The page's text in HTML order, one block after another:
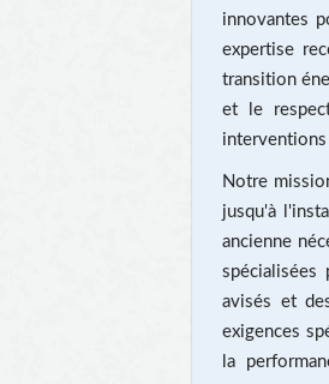
innovantes
expertise
transition
et le
Notre
jusqu'à
ancienne
spécialisées
avisés et
exigences
la